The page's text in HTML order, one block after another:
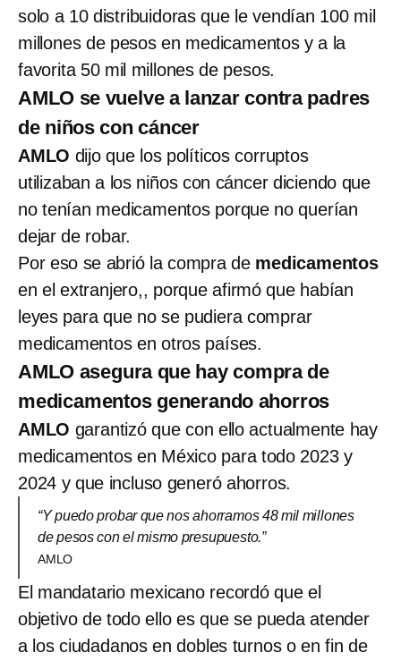
solo a 10 distribuidoras que le vendían 100 mil
millones de pesos en medicamentos y a la
favorita 50 mil millones de pesos.
AMLO se vuelve a lanzar contra padres
de niños con cáncer
AMLO dijo que los políticos corruptos
utilizaban a los niños con cáncer diciendo que
no tenían medicamentos porque no querían
dejar de robar.
Por eso se abrió la compra de medicamentos
en el extranjero,, porque afirmó que habían
leyes para que no se pudiera comprar
medicamentos en otros países.
AMLO asegura que hay compra de
medicamentos generando ahorros
AMLO garantizó que con ello actualmente hay
medicamentos en México para todo 2023 y
2024 y que incluso generó ahorros.
“Y puedo probar que nos ahorramos 48 mil millones
de pesos con el mismo presupuesto.”
AMLO
El mandatario mexicano recordó que el
objetivo de todo ello es que se pueda atender
a los ciudadanos en dobles turnos o en fin de